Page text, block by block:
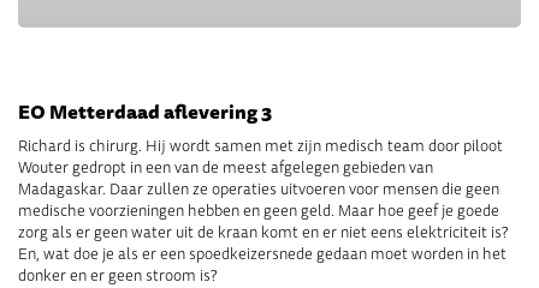
EO Metterdaad aflevering 3
Richard is chirurg. Hij wordt samen met zijn medisch team door piloot
Wouter gedropt in een van de meest afgelegen gebieden van
Madagaskar. Daar zullen ze operaties uitvoeren voor mensen die geen
medische voorzieningen hebben en geen geld. Maar hoe geef je goede
zorg als er geen water uit de kraan komt en er niet eens elektriciteit is?
En, wat doe je als er een spoedkeizersnede gedaan moet worden in het
donker en er geen stroom is?